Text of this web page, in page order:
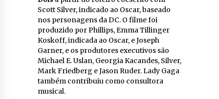
Scott Silver, indicado ao Oscar, baseado
nos personagens da DC. O filme foi
produzido por Phillips, Emma Tillinger
Koskoff, indicada ao Oscar, e Joseph
Garner, e os produtores executivos são
Michael E. Uslan, Georgia Kacandes, Silver,
Mark Friedberg e Jason Ruder. Lady Gaga
também contribuiu como consultora
musical.